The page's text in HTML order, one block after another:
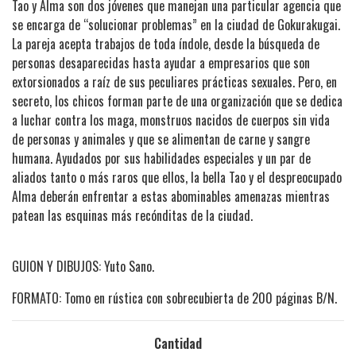
Tao y Alma son dos jóvenes que manejan una particular agencia que
se encarga de “solucionar problemas” en la ciudad de Gokurakugai.
La pareja acepta trabajos de toda índole, desde la búsqueda de
personas desaparecidas hasta ayudar a empresarios que son
extorsionados a raíz de sus peculiares prácticas sexuales. Pero, en
secreto, los chicos forman parte de una organización que se dedica
a luchar contra los maga, monstruos nacidos de cuerpos sin vida
de personas y animales y que se alimentan de carne y sangre
humana. Ayudados por sus habilidades especiales y un par de
aliados tanto o más raros que ellos, la bella Tao y el despreocupado
Alma deberán enfrentar a estas abominables amenazas mientras
patean las esquinas más recónditas de la ciudad.
GUION Y DIBUJOS: Yuto Sano.
FORMATO: Tomo en rústica con sobrecubierta de 200 páginas B/N.
Cantidad